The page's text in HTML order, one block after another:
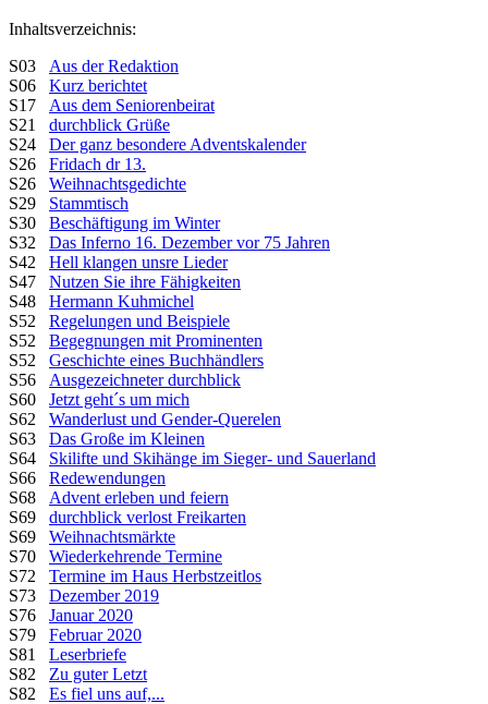
Inhaltsverzeichnis:
S03 Aus der Redaktion
S06 Kurz berichtet
S17 Aus dem Seniorenbeirat
S21 durchblick Grüße
S24 Der ganz besondere Adventskalender
S26 Fridach dr 13.
S26 Weihnachtsgedichte
S29 Stammtisch
S30 Beschäftigung im Winter
S32 Das Inferno 16. Dezember vor 75 Jahren
S42 Hell klangen unsre Lieder
S47 Nutzen Sie ihre Fähigkeiten
S48 Hermann Kuhmichel
S52 Regelungen und Beispiele
S52 Begegnungen mit Prominenten
S52 Geschichte eines Buchhändlers
S56 Ausgezeichneter durchblick
S60 Jetzt geht´s um mich
S62 Wanderlust und Gender-Querelen
S63 Das Große im Kleinen
S64 Skilifte und Skihänge im Sieger- und Sauerland
S66 Redewendungen
S68 Advent erleben und feiern
S69 durchblick verlost Freikarten
S69 Weihnachtsmärkte
S70 Wiederkehrende Termine
S72 Termine im Haus Herbstzeitlos
S73 Dezember 2019
S76 Januar 2020
S79 Februar 2020
S81 Leserbriefe
S82 Zu guter Letzt
S82 Es fiel uns auf,...